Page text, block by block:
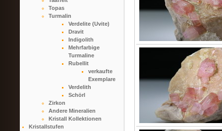
Topas
Turmalin
Verdelite (Uvite)
Dravit
Indigolith
Mehrfarbige
Turmaline
Rubellit
verkaufte
Exemplare
Verdelith
Schörl
Zirkon
Andere Mineralien
Kristall Kollektionen
Kristallstufen